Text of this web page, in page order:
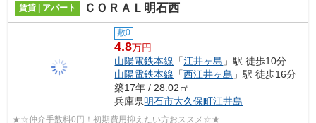
賃貸 | アパート ＣＯＲＡＬ明石西
敷0
4.8万円
山陽電鉄本線 「江井ヶ島 」駅 徒歩10分
山陽電鉄本線 「西江井ヶ島 」駅 徒歩16分
築17年 / 28.02㎡
兵庫県明石市大久保町江井島
★☆仲介手数料0円！初期費用抑えたい方おススメ☆★